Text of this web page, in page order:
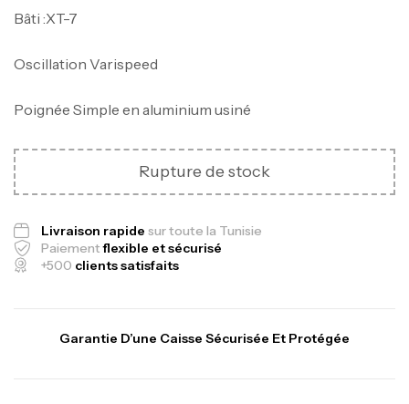
Bâti :XT-7
Oscillation Varispeed
Poignée Simple en aluminium usiné
Rupture de stock
Livraison rapide sur toute la Tunisie
Paiementflexible et sécurisé
+500 clients satisfaits
Garantie D’une Caisse Sécurisée Et Protégée
Canne Jigging Sunset Massive Attack
1.83m 120/250gr 30kg
د.ت379,000
د.ت340,000
Bagagerie,Surfcasting